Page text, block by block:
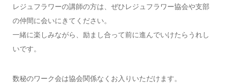
レジュフラワーの講師の方は、ぜひレジュフラワー協会や支部
の仲間に会いにきてください。
一緒に楽しみながら、励まし合って前に進んでいけたらうれし
いです。
数秘のワーク会は協会関係なくお入りいただけます。